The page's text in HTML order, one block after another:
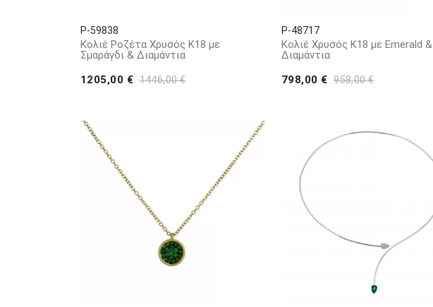
P-59838
Κολιέ Ροζέτα Χρυσός Κ18 με
Σμαράγδι & Διαμάντια
1205,00 € 1446,00 €
P-48717
Κολιέ Χρυσός Κ18 με Emerald &
Διαμάντια
798,00 € 958,00 €